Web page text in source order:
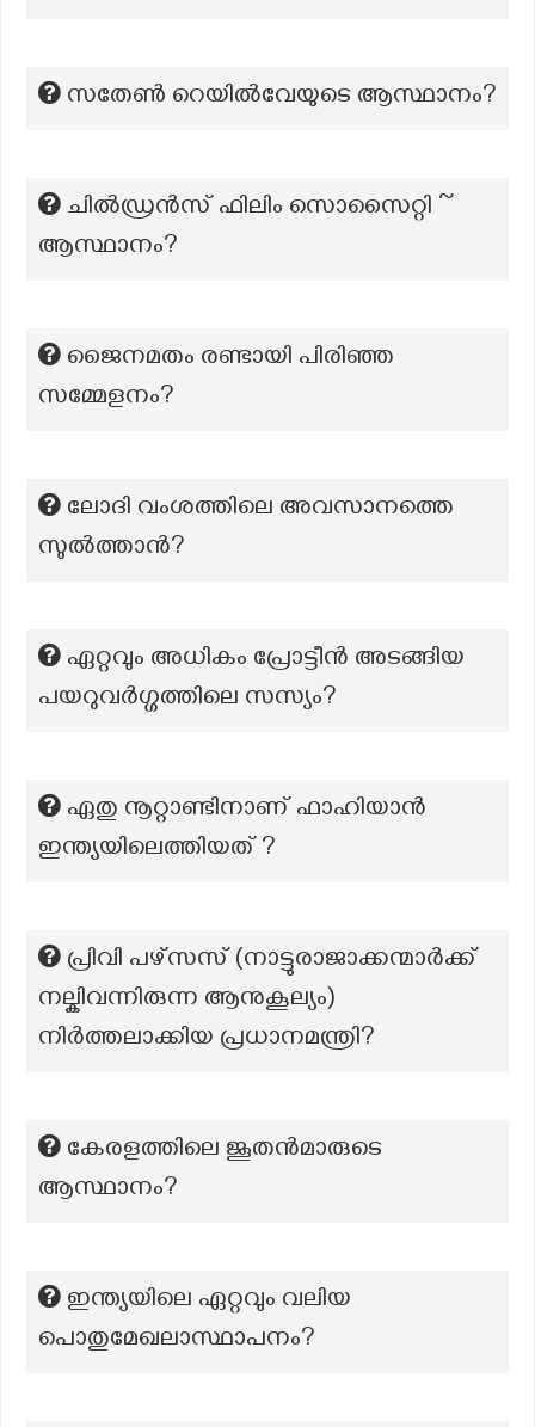
സതേൺ റെയിൽവേയുടെ ആസ്ഥാനം?
ചിൽഡ്രൻസ് ഫിലിം സൊസൈറ്റി ~
ആസ്ഥാനം?
ജൈനമതം രണ്ടായി പിരിഞ്ഞ
സമ്മേളനം?
ലോദി വംശത്തിലെ അവസാനത്തെ
സുൽത്താൻ?
ഏറ്റവും അധികം പ്രോട്ടീൻ അടങ്ങിയ
പയറുവർഗ്ഗത്തിലെ സസ്യം?
ഏതു നൂറ്റാണ്ടിനാണ് ഫാഹിയാൻ
ഇന്ത്യയിലെത്തിയത് ?
പ്രിവി പഴ്‌സസ്‌ (നാട്ടുരാജാക്കന്മാർക്ക്
നല്കിവന്നിരുന്ന ആനുകൂല്യം)
നിർത്തലാക്കിയ പ്രധാനമന്ത്രി?
കേരളത്തിലെ ജൂതൻമാരുടെ
ആസ്ഥാനം?
ഇന്ത്യയിലെ ഏറ്റവും വലിയ
പൊതുമേഖലാസ്ഥാപനം?